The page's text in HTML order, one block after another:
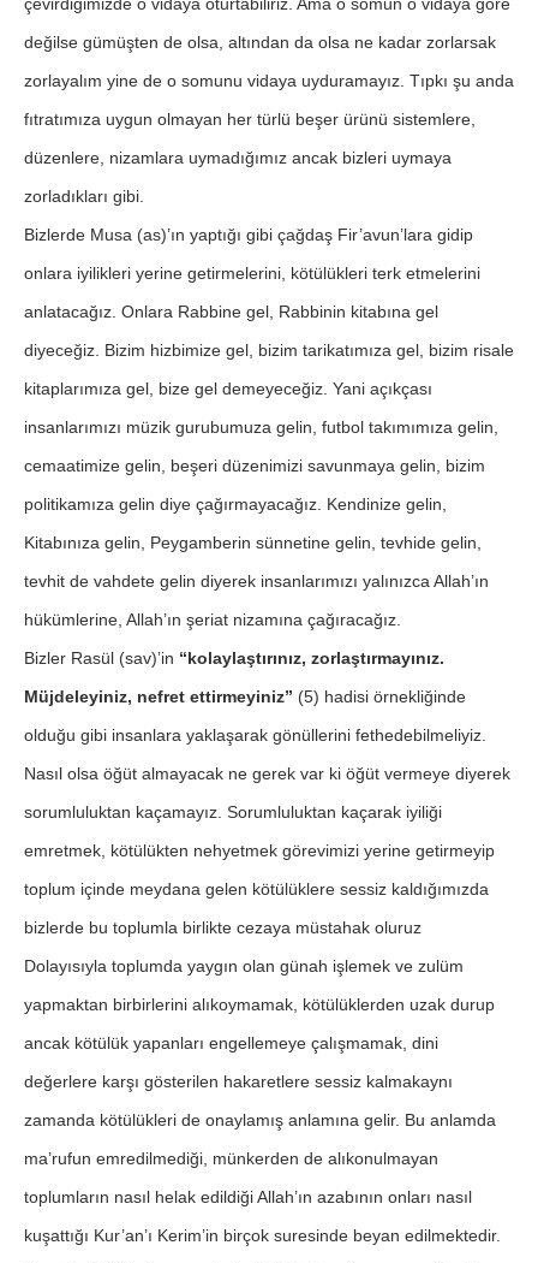
değilse gümüşten de olsa, altından da olsa ne kadar zorlarsak
zorlayalım yine de o somunu vidaya uyduramayız. Tıpkı şu anda
fıtratımıza uygun olmayan her türlü beşer ürünü sistemlere,
düzenlere, nizamlara uymadığımız ancak bizleri uymaya
zorladıkları gibi.
Bizlerde Musa (as)’ın yaptığı gibi çağdaş Fir’avun’lara gidip
onlara iyilikleri yerine getirmelerini, kötülükleri terk etmelerini
anlatacağız. Onlara Rabbine gel, Rabbinin kitabına gel
diyeceğiz. Bizim hizbimize gel, bizim tarikatımıza gel, bizim risale
kitaplarımıza gel, bize gel demeyeceğiz. Yani açıkçası
insanlarımızı müzik gurubumuza gelin, futbol takımımıza gelin,
cemaatimize gelin, beşeri düzenimizi savunmaya gelin, bizim
politikamıza gelin diye çağırmayacağız. Kendinize gelin,
Kitabınıza gelin, Peygamberin sünnetine gelin, tevhide gelin,
tevhit de vahdete gelin diyerek insanlarımızı yalınızca Allah’ın
hükümlerine, Allah’ın şeriat nizamına çağıracağız.
Bizler Rasül (sav)’in “kolaylaştırınız, zorlaştırmayınız.
Müjdeleyiniz, nefret ettirmeyiniz” (5) hadisi örnekliğinde
olduğu gibi insanlara yaklaşarak gönüllerini fethedebilmeliyiz.
Nasıl olsa öğüt almayacak ne gerek var ki öğüt vermeye diyerek
sorumluluktan kaçamayız. Sorumluluktan kaçarak iyiliği
emretmek, kötülükten nehyetmek görevimizi yerine getirmeyip
toplum içinde meydana gelen kötülüklere sessiz kaldığımızda
bizlerde bu toplumla birlikte cezaya müstahak oluruz
Dolayısıyla toplumda yaygın olan günah işlemek ve zulüm
yapmaktan birbirlerini alıkoymamak, kötülüklerden uzak durup
ancak kötülük yapanları engellemeye çalışmamak, dini
değerlere karşı gösterilen hakaretlere sessiz kalmakaynı
zamanda kötülükleri de onaylamış anlamına gelir. Bu anlamda
ma’rufun emredilmediği, münkerden de alıkonulmayan
toplumların nasıl helak edildiği Allah’ın azabının onları nasıl
kuşattığı Kur’an’ı Kerim’in birçok suresinde beyan edilmektedir.